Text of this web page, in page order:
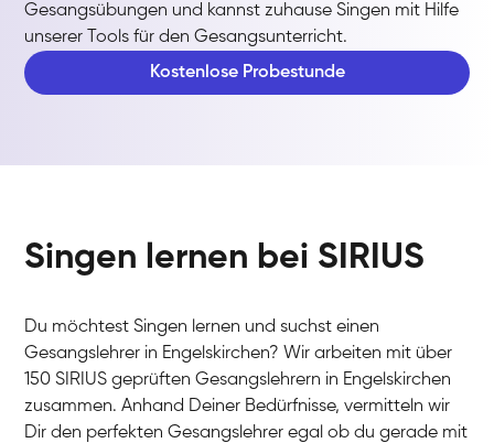
Gesangsübungen und kannst zuhause Singen mit Hilfe
unserer Tools für den Gesangsunterricht.
Kostenlose Probestunde
Singen lernen bei SIRIUS
Du möchtest Singen lernen und suchst einen
Gesangslehrer in Engelskirchen? Wir arbeiten mit über
150 SIRIUS geprüften Gesangslehrern in Engelskirchen
zusammen. Anhand Deiner Bedürfnisse, vermitteln wir
Dir den perfekten Gesangslehrer egal ob du gerade mit